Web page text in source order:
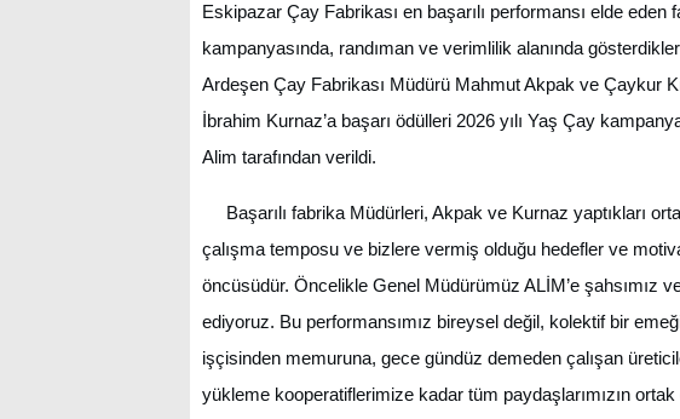
Eskipazar Çay Fabrikası en başarılı performansı elde
kampanyasında, randıman ve verimlilik alanında
Ardeşen Çay Fabrikası Müdürü Mahmut Akpak ve Çaykur
İbrahim Kurnaz’a başarı ödülleri 2026 yılı Yaş Çay
Alim tarafından verildi.
Başarılı fabrika Müdürleri, Akpak ve Kurnaz yaptıkları
çalışma temposu ve bizlere vermiş olduğu hedefler ve
öncüsüdür. Öncelikle Genel Müdürümüz ALİM’e şahsımız
ediyoruz. Bu performansımız bireysel değil, kolektif bir
işçisinden memuruna, gece gündüz demeden çalışan
yükleme kooperatiflerimize kadar tüm paydaşlarımızın